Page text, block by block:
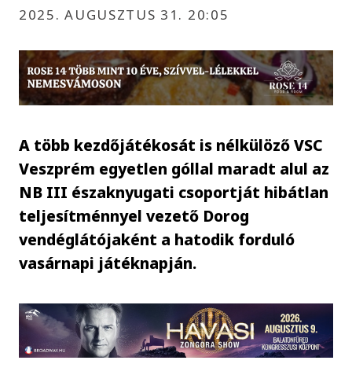
2025. AUGUSZTUS 31. 20:05
A több kezdőjátékosát is nélkülöző VSC
Veszprém egyetlen góllal maradt alul az
NB III északnyugati csoportját hibátlan
teljesítménnyel vezető Dorog
vendéglátójaként a hatodik forduló
vasárnapi játéknapján.